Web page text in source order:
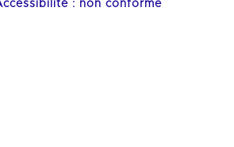
: non conforme